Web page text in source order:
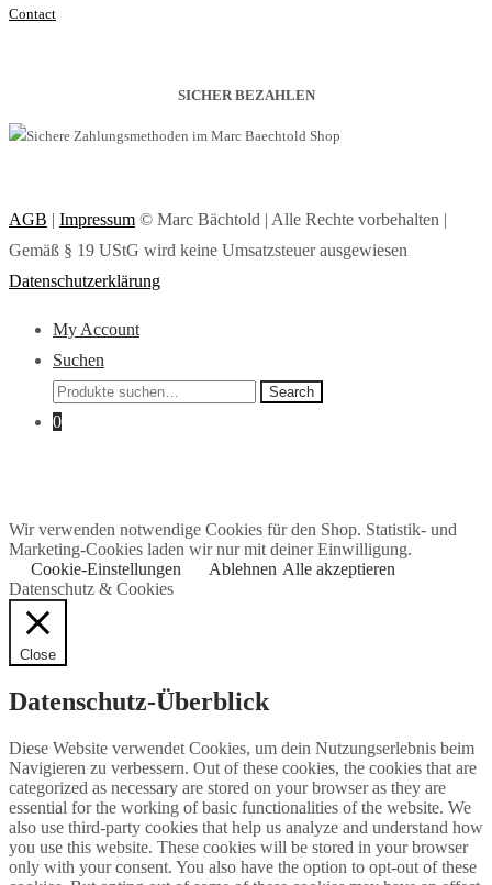
Contact
SICHER BEZAHLEN
AGB | Impressum © Marc Bächtold | Alle Rechte vorbehalten |
Gemäß § 19 UStG wird keine Umsatzsteuer ausgewiesen
Datenschutzerklärung
My Account
Suchen
Search
for:
Search
0
Wir verwenden notwendige Cookies für den Shop. Statistik- und
Marketing-Cookies laden wir nur mit deiner Einwilligung.
Cookie-Einstellungen
Ablehnen Alle akzeptieren
Datenschutz & Cookies
Close
Datenschutz-Überblick
Diese Website verwendet Cookies, um dein Nutzungserlebnis beim
Navigieren zu verbessern. Out of these cookies, the cookies that are
categorized as necessary are stored on your browser as they are
essential for the working of basic functionalities of the website. We
also use third-party cookies that help us analyze and understand how
you use this website. These cookies will be stored in your browser
only with your consent. You also have the option to opt-out of these